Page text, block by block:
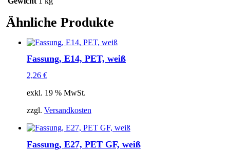
Ähnliche Produkte
Fassung, E14, PET, weiß
2,26 €
exkl. 19 % MwSt.
zzgl. Versandkosten
Fassung, E27, PET GF, weiß